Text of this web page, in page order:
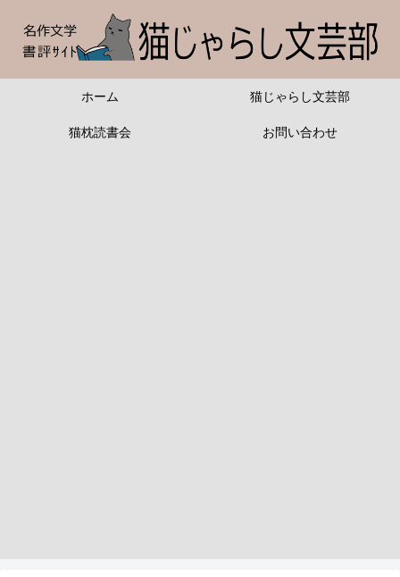
ホーム 猫じゃらし文芸部
猫枕読書会 お問い合わせ